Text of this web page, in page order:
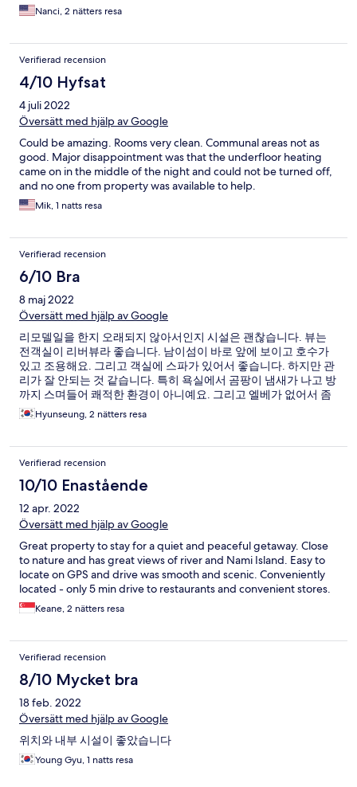
nice and the living area was spacious.
Nanci, 2 nätters resa
Verifierad recension
4/10 Hyfsat
4 juli 2022
Översätt med hjälp av Google
Could be amazing. Rooms very clean. Communal areas not as
good. Major disappointment was that the underfloor heating
came on in the middle of the night and could not be turned off,
and no one from property was available to help.
Mik, 1 natts resa
Verifierad recension
6/10 Bra
8 maj 2022
Översätt med hjälp av Google
리모델일을 한지 오래되지 않아서인지 시설은 괜찮습니다. 뷰는
전객실이 리버뷰라 좋습니다. 남이섬이 바로 앞에 보이고 호수가
있고 조용해요. 그리고 객실에 스파가 있어서 좋습니다. 하지만 관
리가 잘 안되는 것 같습니다. 특히 욕실에서 곰팡이 냄새가 나고 방
까지 스며들어 쾌적한 환경이 아니예요. 그리고 엘베가 없어서 좀
불편하고 안내실이 1층에 있어서 오가는게 좀 불편하고 사장님이
친절하지는 않습니다. 무뚝뚝하고 뭘 요청하면 직접와서 받아가라
Hyunseung, 2 nätters resa
Verifierad recension
10/10 Enastående
12 apr. 2022
Översätt med hjälp av Google
Great property to stay for a quiet and peaceful getaway. Close
to nature and has great views of river and Nami Island. Easy to
locate on GPS and drive was smooth and scenic. Conveniently
located - only 5 min drive to restaurants and convenient stores.
Keane, 2 nätters resa
Verifierad recension
8/10 Mycket bra
18 feb. 2022
Översätt med hjälp av Google
위치와 내부 시설이 좋았습니다
Young Gyu, 1 natts resa